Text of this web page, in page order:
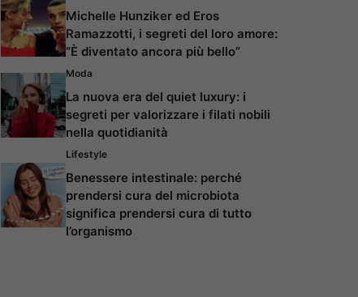
Michelle Hunziker ed Eros
Ramazzotti, i segreti del loro amore:
“È diventato ancora più bello”
Moda
La nuova era del quiet luxury: i
segreti per valorizzare i filati nobili
nella quotidianità
Lifestyle
Benessere intestinale: perché
prendersi cura del microbiota
significa prendersi cura di tutto
l’organismo